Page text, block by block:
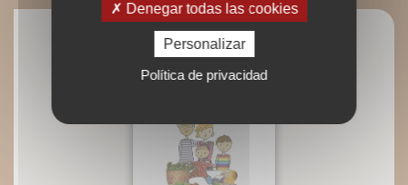
Denegar todas las cookies
Personalizar
Política de privacidad